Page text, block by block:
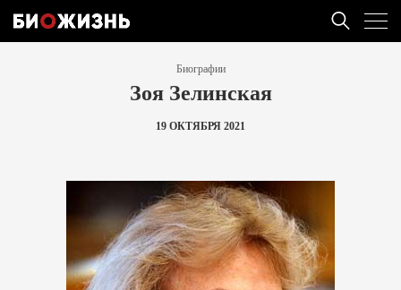
Биографии
Зоя Зелинская
19 ОКТЯБРЯ 2021